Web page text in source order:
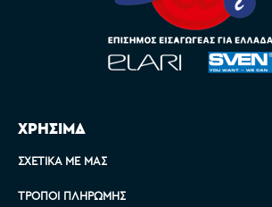
ΧΡΗΣΙΜΑ
ΣΧΕΤΙΚΆ ΜΕ ΜΑΣ
ΤΡΌΠΟΙ ΠΛΗΡΩΜΉΣ